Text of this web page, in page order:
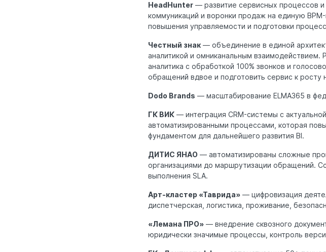
HeadHunter — развитие сервисных процессов и
коммуникаций и воронки продаж на единую
повышения управляемости и подготовки
Честный знак — объединение в единой
аналитикой и омниканальным взаимодействием.
аналитика с обработкой 100% звонков и
обращений вдвое и подготовить сервис к росту
Dodo Brands — масштабирование ELMA365 в
ГК ВИК — интеграция CRM-системы с
автоматизированными процессами, которая
фундаментом для дальнейшего развития BI.
ДИТИС ЯНАО — автоматизированы сложные
организациями до маршрутизации обращений.
выполнения SLA.
Арт-кластер «Таврида» — цифровизация
диспетчерская, логистика, проживание,
«Лемана ПРО» — внедрение сквозного
юридически значимые процессы, контроль